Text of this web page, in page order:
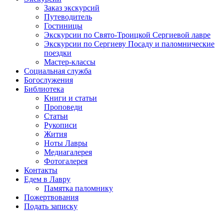
Заказ экскурсий
Путеводитель
Гостиницы
Экскурсии по Свято-Троицкой Сергиевой лавре
Экскурсии по Сергиеву Посаду и паломнические
поездки
Мастер-классы
Социальная служба
Богослужения
Библиотека
Книги и статьи
Проповеди
Статьи
Рукописи
Жития
Ноты Лавры
Медиагалерея
Фотогалерея
Контакты
Едем в Лавру
Памятка паломнику
Пожертвования
Подать записку